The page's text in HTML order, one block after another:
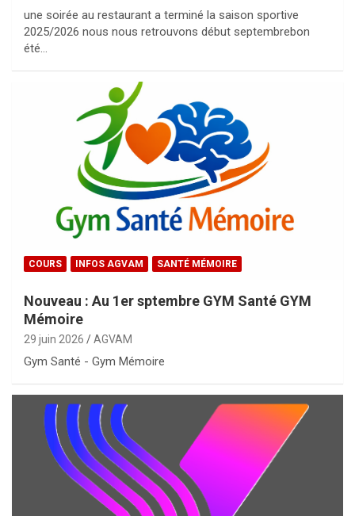
une soirée au restaurant a terminé la saison sportive
2025/2026 nous nous retrouvons début septembrebon
été…
COURS INFOS AGVAM SANTÉ MÉMOIRE
Nouveau : Au 1er sptembre GYM Santé GYM
Mémoire
29 juin 2026 AGVAM
Gym Santé - Gym Mémoire